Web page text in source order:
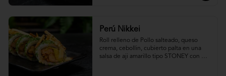
Perú Nikkei
Roll relleno de Pollo salteado, queso
crema, cebollin, cubierto palta en una
salsa de aji amarillo tipo STONEY con